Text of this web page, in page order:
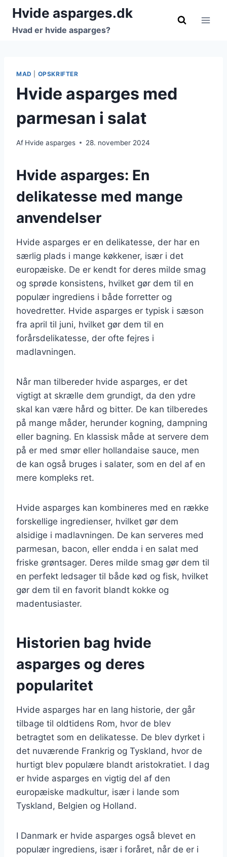
Fortsæt
indhold
Hvide asparges.dk
Hvad er hvide asparges?
MAD OPSKRIFTER
Hvide asparges med
parmesan i salat
Af Hvide asparges 28. november 2024
Hvide asparges: En
delikatesse med mange
anvendelser
Hvide asparges er en delikatesse, der har en
særlig plads i mange køkkener, især i det
europæiske. De er kendt for deres milde smag
og sprøde konsistens, hvilket gør dem til en
populær ingrediens i både forretter og
hovedretter. Hvide asparges er typisk i sæson
fra april til juni, hvilket gør dem til en
forårsdelikatesse, der ofte fejres i
madlavningen.
Når man tilbereder hvide asparges, er det
vigtigt at skrælle dem grundigt, da den ydre
skal kan være hård og bitter. De kan tilberedes
på mange måder, herunder kogning, dampning
eller bagning. En klassisk måde at servere dem
på er med smør eller hollandaise sauce, men
de kan også bruges i salater, som en del af en
mere kompleks ret.
Hvide asparges kan kombineres med en række
forskellige ingredienser, hvilket gør dem
alsidige i madlavningen. De kan serveres med
parmesan, bacon, eller endda i en salat med
friske grøntsager. Deres milde smag gør dem til
en perfekt ledsager til både kød og fisk, hvilket
gør dem til en favorit blandt kokke og
madentusiaster.
Historien bag hvide
asparges og deres
popularitet
Hvide asparges har en lang historie, der går
tilbage til oldtidens Rom, hvor de blev
betragtet som en delikatesse. De blev dyrket i
det nuværende Frankrig og Tyskland, hvor de
hurtigt blev populære blandt aristokratiet. I dag
er hvide asparges en vigtig del af den
europæiske madkultur, især i lande som
Tyskland, Belgien og Holland.
I Danmark er hvide asparges også blevet en
populær ingrediens, især i foråret, når de er i